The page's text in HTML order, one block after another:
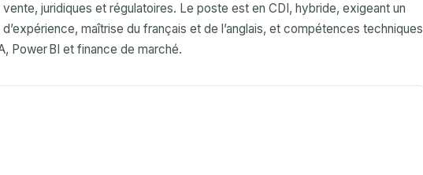
juridiques et régulatoires. Le poste est en CDI, hybride, exigeant un
d’expérience, maîtrise du français et de l’anglais, et compétences techniques
Power BI et finance de marché.